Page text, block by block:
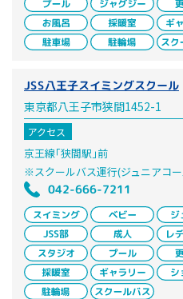
JSS八王子スイミングスクール
東京都八王子市狭間1452-1
アクセス
京王線｢狭間駅｣前
※スクールバス運行(ジュニアコ
042-666-7211